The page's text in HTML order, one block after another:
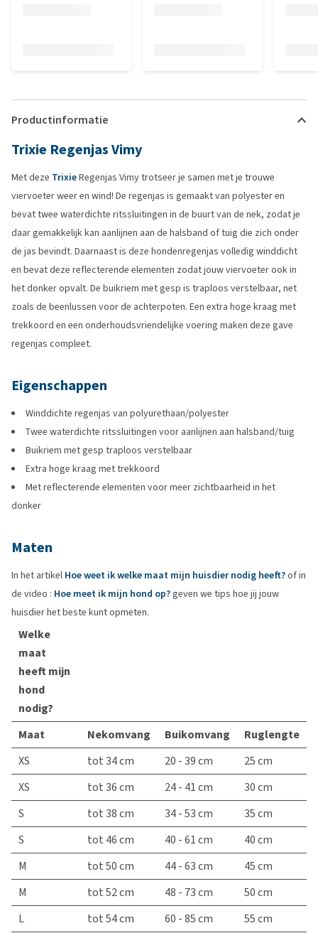
Productinformatie
Trixie Regenjas Vimy
Met deze TrixieRegenjas Vimy trotseer je samen met je trouwe
viervoeter weer en wind! De regenjas is gemaakt van polyester en
bevat twee waterdichte ritssluitingen in de buurt van de nek, zodat je
daar gemakkelijk kan aanlijnen aan de halsband of tuig die zich onder
de jas bevindt. Daarnaast is deze hondenregenjas volledig winddicht
en bevat deze reflecterende elementen zodat jouw viervoeter ook in
het donker opvalt. De buikriem met gesp is traploos verstelbaar, net
zoals de beenlussen voor de achterpoten. Een extra hoge kraag met
trekkoord en een onderhoudsvriendelijke voering maken deze gave
regenjas compleet.
Eigenschappen
Winddichte regenjas van polyurethaan/polyester
Twee waterdichte ritssluitingen voor aanlijnen aan halsband/tuig
Buikriem met gesp traploos verstelbaar
Extra hoge kraag met trekkoord
Met reflecterende elementen voor meer zichtbaarheid in het
donker
Maten
In het artikel Hoe weet ik welke maat mijn huisdier nodig heeft?of in
de video : Hoe meet ik mijn hond op?geven we tips hoe jij jouw
huisdier het beste kunt opmeten.
Welke
maat
heeft mijn
hond
nodig?
Maat
Nekomvang Buikomvang
Ruglengte
XS
tot 34 cm 20 - 39 cm
25 cm
XS
tot 36 cm 24 - 41 cm
30 cm
S
tot 38 cm 34 - 53 cm
35 cm
S
tot 46 cm 40 - 61 cm
40 cm
M
tot 50 cm 44 - 63 cm
45 cm
M
tot 52 cm 48 - 73 cm
50 cm
L
tot 54 cm 60 - 85 cm
55 cm